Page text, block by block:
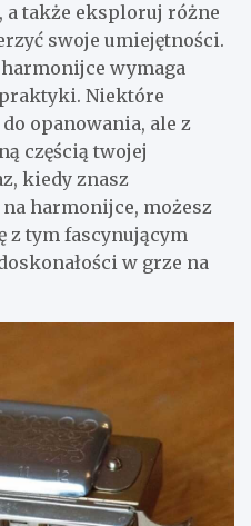
także eksploruj różne
swoje umiejętności.
wymaga
Niektóre
opanowania, ale z
częścią twojej
kiedy znasz
harmonijce, możesz
z tym fascynującym
w grze na